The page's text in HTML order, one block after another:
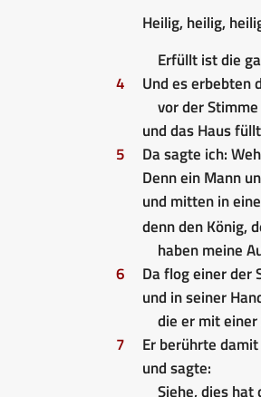
Heilig, heilig,
Erfüllt ist die
4
Und es erbebten
vor der
und das Haus
5
Da sagte ich:
Denn ein Mann
und mitten in
denn den König,
haben meine
6
Da flog einer der
und in seiner
die er mit
7
Er berührte
und sagte:
Siehe, dies hat